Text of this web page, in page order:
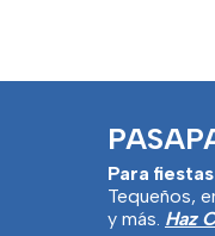
Para
Tequeños,
y más. Haz